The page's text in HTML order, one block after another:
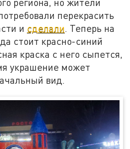
региона, но жители
перекрасить
и сделали. Теперь на
стоит красно-синий
краска с него сыпется,
украшение может
вид.